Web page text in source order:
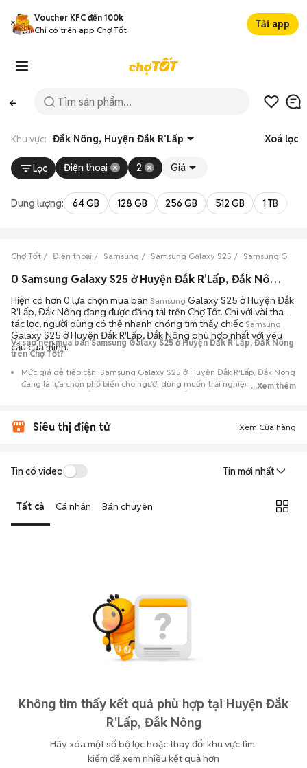
Voucher KFC đến 100k
Chỉ có trên app Chợ Tốt
Tải app
Khu vực: Đắk Nông, Huyện Đắk R'Lấp Xoá lọc
Lọc Điện thoại 2 Giá
Dung lượng: 64 GB 128 GB 256 GB 512 GB 1 TB
Chợ Tốt Điện thoại Samsung Samsung Galaxy S25 Samsung
0 Samsung Galaxy S25 ở Huyện Đắk R'Lấp, Đắk Nông máy bền đẹp đang bán 08/2026
Hiện có hơn 0 lựa chọn mua bán Samsung Galaxy S25 ở Huyện Đắk
R'Lấp, Đắk Nông đang được đăng tải trên Chợ Tốt. Chỉ với vài thao
tác lọc, người dùng có thể nhanh chóng tìm thấy chiếc Samsung
Galaxy S25 ở Huyện Đắk R'Lấp, Đắk Nông phù hợp nhất với yêu
cầu của mình.
Vì sao nên mua bán Samsung Galaxy S25 ở Huyện Đắk R'Lấp, Đắk Nông
trên Chợ Tốt?
Mức giá dễ tiếp cận: Samsung Galaxy S25 ở Huyện Đắk R'Lấp, Đắk Nông
đang là lựa chọn phổ biến cho người dùng muốn trải nghiệm dòng máy
này với chi phí thấp hơn so với khi mới ra mắt.
Huyện Đắk R'Lấp, Đắk Nông từ nhiều cá nhân muốn lên đời máy, mang
đến đa dạng sự lựa chọn về tình trạng bảo hành, hình thức máy và màu
Giao dịch minh bạch: Việc gặp gỡ trực tiếp giúp người mua
...Xem thêm
Siêu thị điện tử Xem Cửa hàng
Tin có video Tin mới nhất
Tất cả Cá nhân Bán chuyên
Không tìm thấy kết quả phù hợp tại Huyện Đắk
R'Lấp, Đắk Nông
Hãy xóa một số bộ lọc hoặc thay đổi khu vực tìm
kiếm để xem nhiều kết quả hơn